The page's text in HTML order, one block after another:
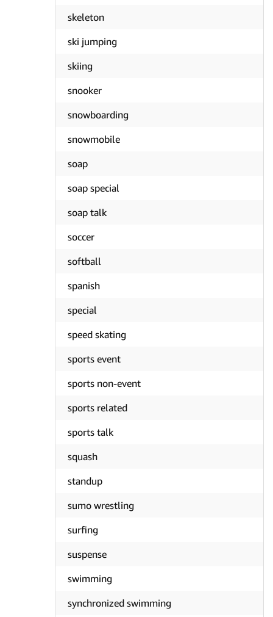
skeleton
ski jumping
skiing
snooker
snowboarding
snowmobile
soap
soap special
soap talk
soccer
softball
spanish
special
speed skating
sports event
sports non-event
sports related
sports talk
squash
standup
sumo wrestling
surfing
suspense
swimming
synchronized swimming